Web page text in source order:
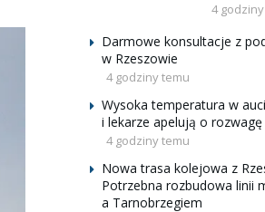
4
Darmowe konsultacje z
w Rzeszowie
4 godziny temu
Wysoka temperatura w
i lekarze apelują o rozwagę
4 godziny temu
Nowa trasa kolejowa z
Potrzebna rozbudowa linii
a Tarnobrzegiem